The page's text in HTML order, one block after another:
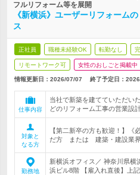
フルリフォーム等を展開
《新横浜》ユーザーリフォーム
ス
正社員 職種未経験OK 転勤なし
リモートワーク可 女性のおしごと掲載中
情報更新日：2026/07/07 終了予定日：
仕事内容
当社で新築を建てていただい
どのリフォーム工事の営業設
対象と
なる方
【第二新卒の方も歓迎！】《
だ方 または 建築・建設業
勤務地
新横浜オフィス／ 神奈川県横
浜ビル8階 【雇入れ直後】上